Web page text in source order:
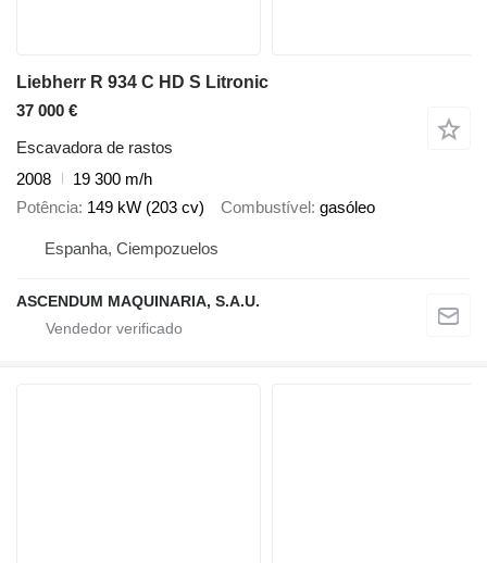
Liebherr R 934 C HD S Litronic
37 000 €
Escavadora de rastos
2008
19 300 m/h
Potência 149 kW (203 cv) Combustível gasóleo
Espanha, Ciempozuelos
ASCENDUM MAQUINARIA, S.A.U.